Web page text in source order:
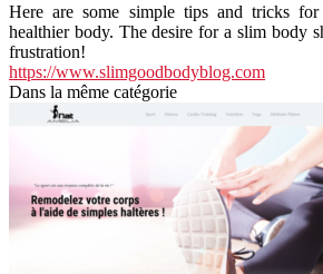
Here are some simple tips and tricks
healthier body. The desire for a slim body
frustration!
https://www.slimgoodbodyblog.com
Dans la même catégorie